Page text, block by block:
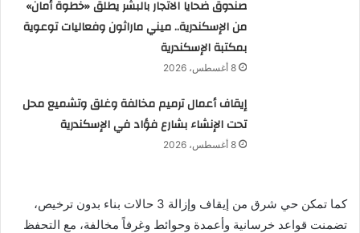
صندوق ضحايا الاتجار بالبشر يطلق «خطوة أمان»
من الإسكندرية.. ميني ماراثون وفعاليات توعوية
بمكتبة الإسكندرية
8 أغسطس، 2026
إيقاف أعمال ترميم مخالفة وغلق وتشميع محل
تحت الإنشاء بشارع فؤاد في الإسكندرية
8 أغسطس، 2026
كما تمكن حي شرق من إيقاف وإزالة 3 حالات بناء بدون ترخيص،
تضمنت قواعد خرسانية وأعمدة وحوائط وغرفاً مخالفة، مع التحفظ